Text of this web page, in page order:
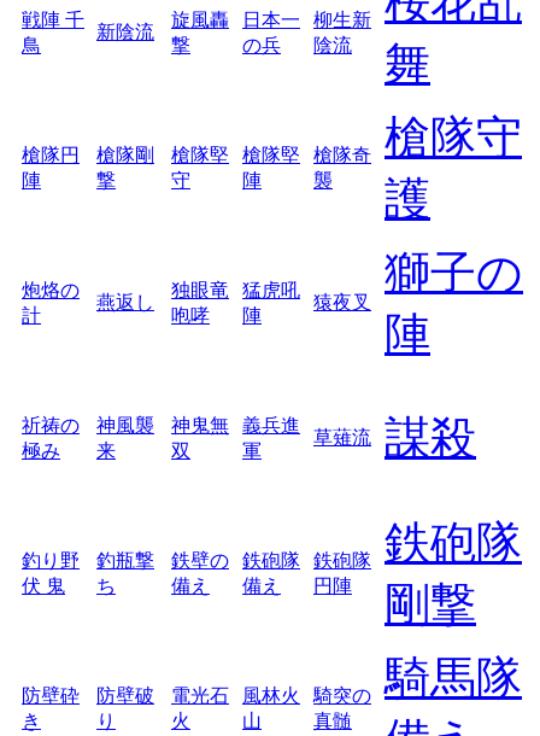
戦陣 千
鳥
新陰流
旋風轟
撃
日本一
の兵
柳生新
陰流
舞
槍隊円
陣
槍隊剛
撃
槍隊堅
守
槍隊堅
陣
槍隊奇
襲
槍隊守
護
炮烙の
計
燕返し
独眼竜
咆哮
猛虎吼
陣
猿夜叉
獅子の
陣
祈祷の
極み
神風襲
来
神鬼無
双
義兵進
軍
草薙流 謀殺
釣り野
伏 鬼
釣瓶撃
ち
鉄壁の
備え
鉄砲隊
備え
鉄砲隊
円陣
鉄砲隊
剛撃
防壁砕
き
防壁破
り
電光石
火
風林火
山
騎突の
真髄
騎馬隊